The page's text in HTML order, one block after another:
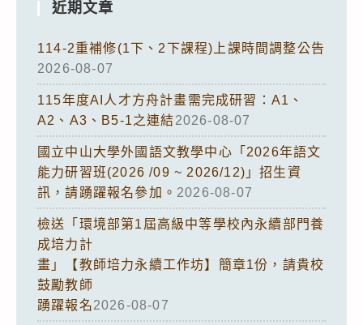
近期文章
114-2重補修(1下、2下課程)上課時間調整公告
2026-08-07
115年度AI人才方舟計畫需完成研習：A1、
A2、A3、B5-1之連結2026-08-07
國立中山大學外國語文教學中心「2026年語文
能力研習班(2026 /09 ~ 2026/12)」招生資
訊，請踴躍報名參加。 2026-08-07
檢送「環境部第1屆高級中等學校內永續部門養
成培力計
畫」【教師培力永續工作坊】簡章1份，請貴校
鼓勵教師
踴躍報名2026-08-07